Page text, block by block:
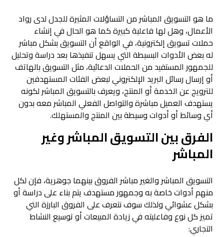
ما هو التسويق المباشر من التساؤلات المثيرة للجدل لدى رواد
الأعمال، وهل لها فاعلية كبيرة كما هو الحال في إنشاء
حملات تسويق إلكترونية، في الواقع أن التسويق بشكل مباشر
له بعض الأدوات البسيطة التي يسهل تنفيذها بعد دراسة وتحليل
للجمهور المستفيد من الحملات الدعائية، مثل التسويق بالهاتف
أو إرسال رسائل البريد الإلكتروني لبعض الفئات المستهدفين
للترويج عن الخدمة أو المنتج، ويعرف بالتسويق المباشر لكونه
يستهدف العميل مباشرة والتواصل الفعلي المباشر معه بدون
أي وسائط أو أدوات وسيطة بين المنتج والمستهلك.
الفرق بين التسويق المباشر وغير
المباشر
التسويق المباشر والغير مباشر الفروق بينهما جوهرية، فإن لكل
منهم أدوات خاصة به وجمهور مستهدف يتم بناء على دراسة أو
بشكل عشوائي ولذلك سوف نتعرف على الفروق البارزة التي
تميز كل نوع وفاعليته في زيادة المبيعات أو توسيع النشاط
التجاري: